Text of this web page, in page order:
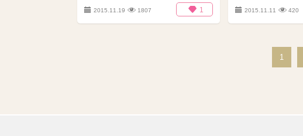
2015.11.19 1807 1 2015.11.11 420
1